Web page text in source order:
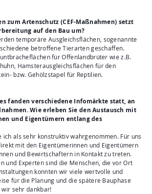
zum Artenschutz (CEF-Maßnahmen) setzt
auf den Bau um?
temporäre Ausgleichsflächen, sogenannte
betroffene Tierarten geschaffen.
für Offenlandbrüter wie z.B.
Hamsterausgleichsflächen für den
bzw. Gehölzstapel für Reptilien.
fanden verschiedene Infomärkte statt, an
Wie erleben Sie den Austausch mit
und Eigentümern entlang des
ich als sehr konstruktiv wahrgenommen. Für uns
mit den Eigentümerinnen und Eigentümern
und Bewirtschaftern in Kontakt zu treten.
und Experten sind die Menschen, die vor Ort
konnten wir viele wertvolle und
für die Planung und die spätere Bauphase
sehr dankbar!